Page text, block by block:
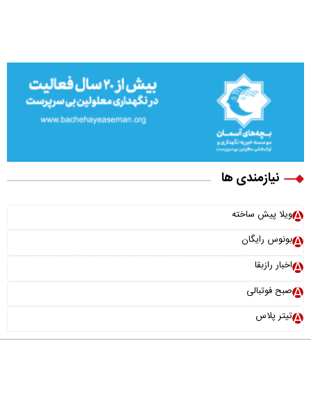
نیازمندی ها
ویلا پیش ساخته
بونوس رایگان
اخبار رازبقا
صبح فوتبالی
تیتر پلاس